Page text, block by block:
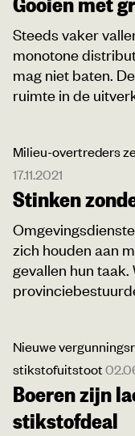
Steeds vaker
monotone
mag niet baten.
ruimte in de
Milieu-overtreders
17.11.2021
Stinken
zich houden aan
gevallen hun
Nieuwe
stikstofuitstoot
Boeren zijn
stikstofdeal